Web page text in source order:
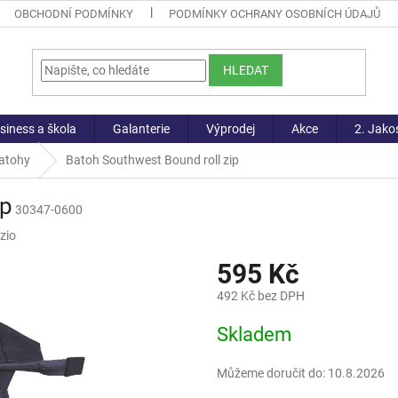
OBCHODNÍ PODMÍNKY PODMÍNKY OCHRANY OSOBNÍCH ÚDAJŮ
HLEDAT
a škola Galanterie Výprodej Akce 2.
Batoh Southwest Bound roll zip
30347-0600
595 Kč
492 Kč bez DPH
cena:
Skladem
Můžeme doručit do: 10.8.2026